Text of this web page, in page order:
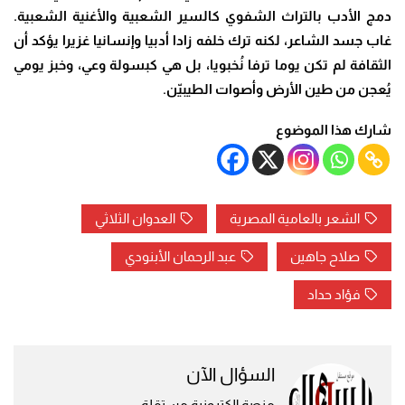
دمج الأدب بالتراث الشفوي كالسير الشعبية والأغنية الشعبية.
غاب جسد الشاعر، لكنه ترك خلفه زادا أدبيا وإنسانيا غزيرا يؤكد أن
الثقافة لم تكن يوما ترفا نُخبويا، بل هي كبسولة وعي، وخبز يومي
يُعجن من طين الأرض وأصوات الطيبيّن.
شارك هذا الموضوع
الشعر بالعامية المصرية العدوان الثلاثي
صلاح جاهين عبد الرحمان الأبنودي
فؤاد حداد
السؤال الآن